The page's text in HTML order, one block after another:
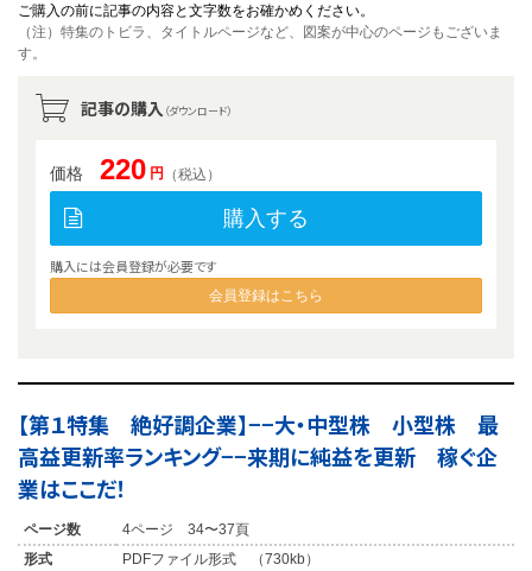
ご購入の前に記事の内容と文字数をお確かめください。
（注）特集のトビラ、タイトルページなど、図案が中心のページもございま
す。
記事の購入 （ダウンロード）
価格 220 円 （税込）
購入する
購入には会員登録が必要です
会員登録はこちら
【第１特集 絶好調企業】−−大・中型株 小型株 最
高益更新率ランキング−−来期に純益を更新 稼ぐ企
業はここだ！
ページ数
4ページ 34〜37頁
形式
PDFファイル形式 （730kb）